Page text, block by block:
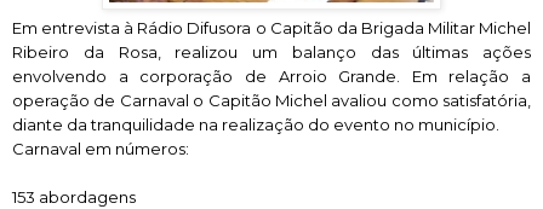
Em entrevista à Rádio Difusora o Capitão da Brigada Militar Michel
Ribeiro da Rosa, realizou um balanço das últimas ações
envolvendo a corporação de Arroio Grande. Em relação a
operação de Carnaval o Capitão Michel avaliou como satisfatória,
diante da tranquilidade na realização do evento no município.
Carnaval em números:
153 abordagens